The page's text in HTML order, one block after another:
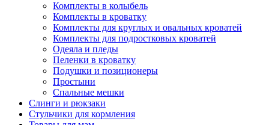
Комплекты в колыбель
Комплекты в кроватку
Комплекты для круглых и овальных кроватей
Комплекты для подростковых кроватей
Одеяла и пледы
Пеленки в кроватку
Подушки и позиционеры
Простыни
Спальные мешки
Слинги и рюкзаки
Стульчики для кормления